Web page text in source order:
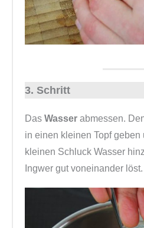
3. Schritt
Das Wasser abmessen.
in einen kleinen Topf geben
kleinen Schluck Wasser
Ingwer gut voneinander löst.